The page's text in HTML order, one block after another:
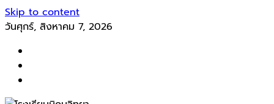
Skip to content
วันศุกร์, สิงหาคม 7, 2026